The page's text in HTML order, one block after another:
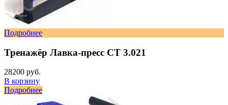
Подробнее
Тренажёр Лавка-пресс СТ 3.021
28200 руб.
В корзину
Подробнее